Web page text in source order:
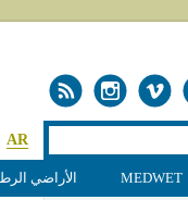
AR
MEDWET الأراضي